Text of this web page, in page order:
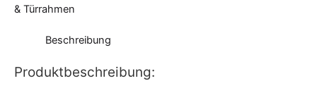
& Türrahmen
Beschreibung
Produktbeschreibung: